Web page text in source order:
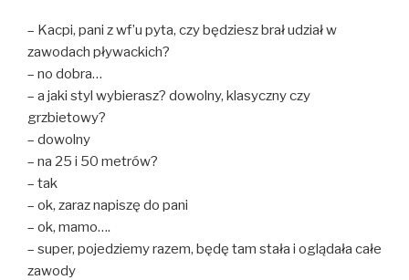
– Kacpi, pani z wf’u pyta, czy będziesz brał udział w
zawodach pływackich?
– no dobra…
– a jaki styl wybierasz? dowolny, klasyczny czy
grzbietowy?
– dowolny
– na 25 i 50 metrów?
– tak
– ok, zaraz napiszę do pani
– ok, mamo….
– super, pojedziemy razem, będę tam stała i oglądała całe
zawody